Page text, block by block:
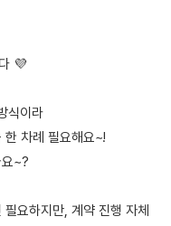
💜
식이라
한 차례 필요해요~!
~?
요하지만, 계약 진행 자체